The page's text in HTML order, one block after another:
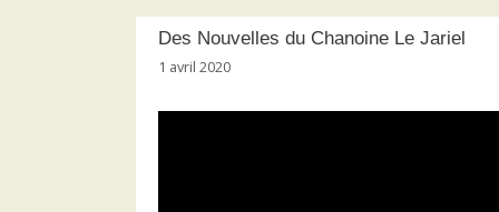
Des Nouvelles du Chanoine Le Jariel
1 avril 2020